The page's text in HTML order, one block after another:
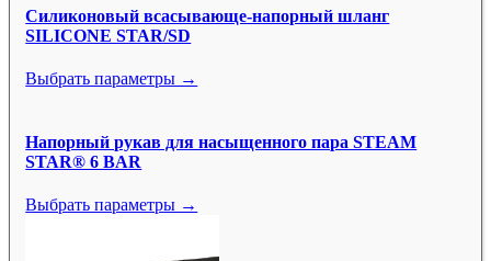
Силиконовый всасывающе-напорный шланг
SILICONE STAR/SD
Выбрать параметры →
Напорный рукав для насыщенного пара STEAM
STAR® 6 BAR
Выбрать параметры →